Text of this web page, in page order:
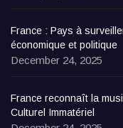
France : Pays à
économique et politique
December 24, 2025
France reconnaît la
Culturel Immatériel